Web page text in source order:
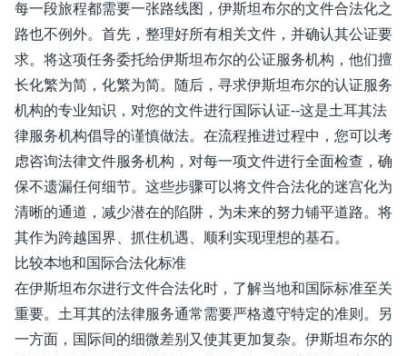
每一段旅程都需要一张路线图，伊斯坦布尔的文件合法化之
路也不例外。首先，整理好所有相关文件，并确认其公证要
求。将这项任务委托给伊斯坦布尔的公证服务机构，他们擅
长化繁为简，化繁为简。随后，寻求伊斯坦布尔的认证服务
机构的专业知识，对您的文件进行国际认证--这是土耳其法
律服务机构倡导的谨慎做法。在流程推进过程中，您可以考
虑咨询法律文件服务机构，对每一项文件进行全面检查，确
保不遗漏任何细节。这些步骤可以将文件合法化的迷宫化为
清晰的通道，减少潜在的陷阱，为未来的努力铺平道路。将
其作为跨越国界、抓住机遇、顺利实现理想的基石。
比较本地和国际合法化标准
在伊斯坦布尔进行文件合法化时，了解当地和国际标准至关
重要。土耳其的法律服务通常需要严格遵守特定的准则。另
一方面，国际间的细微差别又使其更加复杂。伊斯坦布尔的